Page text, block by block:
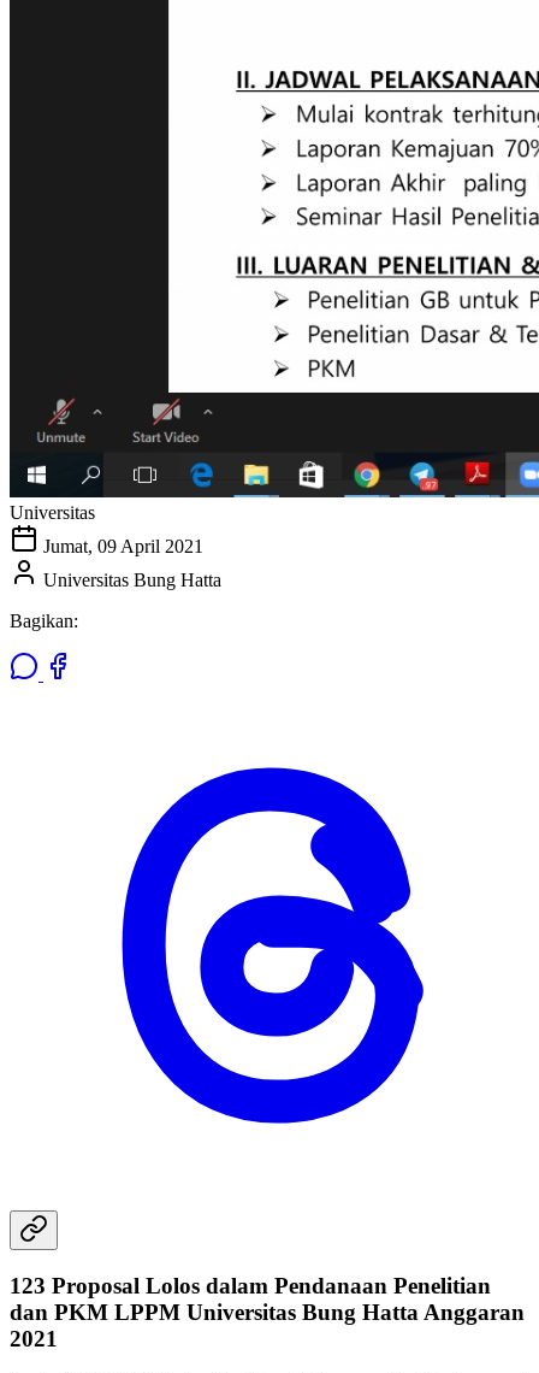
Universitas
Jumat, 09 April 2021
Universitas Bung Hatta
Bagikan:
123 Proposal Lolos dalam Pendanaan Penelitian
dan PKM LPPM Universitas Bung Hatta Anggaran
2021